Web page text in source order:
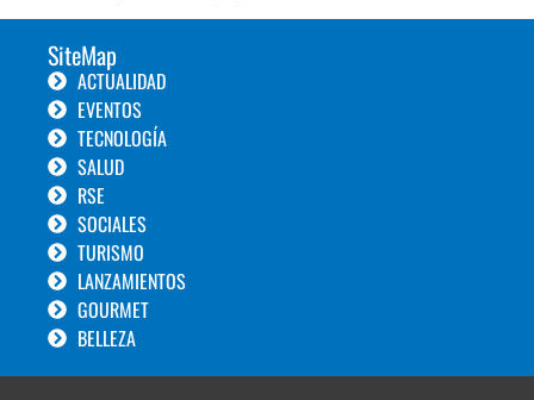
SiteMap
ACTUALIDAD
EVENTOS
TECNOLOGÍA
SALUD
RSE
SOCIALES
TURISMO
LANZAMIENTOS
GOURMET
BELLEZA